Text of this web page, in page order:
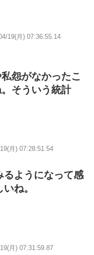
19(月) 07:36:55.14
怨がなかったこ
そういう統計
月) 07:28:51.54
るようになって感
ね。
月) 07:31:59.87